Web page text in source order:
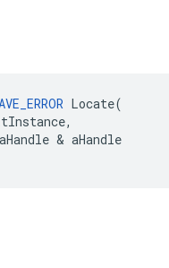
Locate(
,
& aHandle